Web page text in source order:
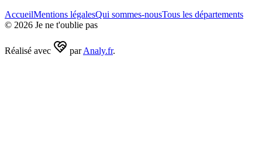
AccueilMentions légalesQui sommes-nousTous les départements
© 2026 Je ne t'oublie pas
Réalisé avec par Analy.fr.